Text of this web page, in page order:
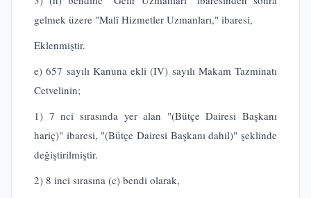
gelmek üzere "Malî Hizmetler Uzmanları," ibaresi,
Eklenmiştir.
e) 657 sayılı Kanuna ekli (IV) sayılı Makam Tazminatı
Cetvelinin;
1) 7 nci sırasında yer alan "(Bütçe Dairesi Başkanı
hariç)" ibaresi, "(Bütçe Dairesi Başkanı dahil)" şeklinde
değiştirilmiştir.
2) 8 inci sırasına (c) bendi olarak,